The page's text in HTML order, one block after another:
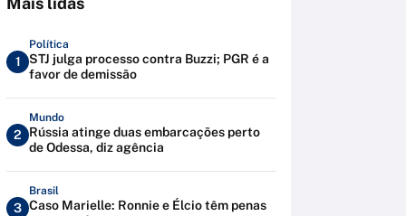
1
Política
STJ julga processo contra Buzzi; PGR é a
favor de demissão
2
Mundo
Rússia atinge duas embarcações perto
de Odessa, diz agência
3
Brasil
Caso Marielle: Ronnie e Élcio têm penas